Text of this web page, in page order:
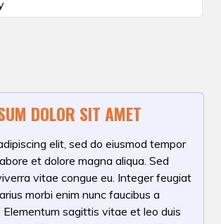
DOLOR SIT AMET
elit, sed do eiusmod tempor
et dolore magna aliqua. Sed
vitae congue eu. Integer feugiat
morbi enim nunc faucibus a
Elementum sagittis vitae et leo duis